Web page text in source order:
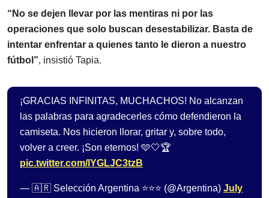
“No se dejen llevar por las mentiras ni por las
operaciones que solo buscan desestabilizar. Basta de
intentar enfrentar a quienes tanto le dieron a nuestro
fútbol”, insistió Tapia.
¡GRACIAS INFINITAS, MUCHACHOS! No alcanzan
las palabras para agradecerles cómo defendieron la
camiseta. Nos hicieron llorar, gritar y, sobre todo,
volver a creer. ¡Son eternos! 🩵🤍🏆
pic.twitter.com/lYGLJC3tzB
— 🇦🇷 Selección Argentina ⭐⭐⭐ (@Argentina) July